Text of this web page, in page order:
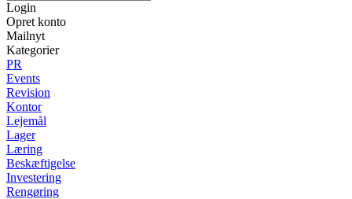
Login
Opret konto
Mailnyt
Kategorier
PR
Events
Revision
Kontor
Lejemål
Lager
Læring
Beskæftigelse
Investering
Rengøring